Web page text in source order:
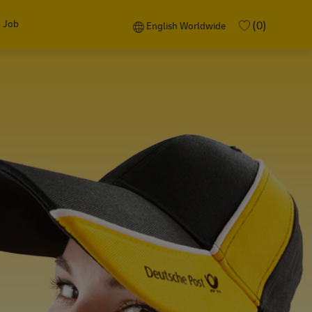
Job Language selected
English Worldwide
English Worldwide (0)